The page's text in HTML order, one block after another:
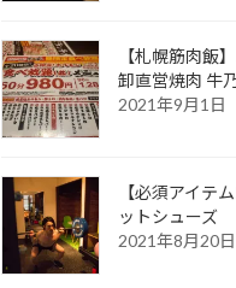
【札幌筋肉飯
卸直営焼肉 牛
2021年9月1日
【必須アイテ
ットシューズ
2021年8月20日